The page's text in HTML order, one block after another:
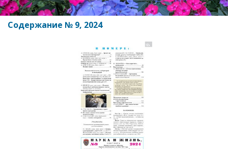
Содержание № 9, 2024